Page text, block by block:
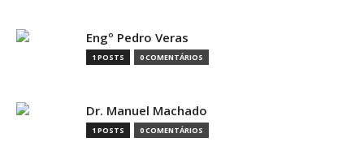
Engº Pedro Veras
1 POSTS 0 COMENTÁRIOS
Dr. Manuel Machado
1 POSTS 0 COMENTÁRIOS